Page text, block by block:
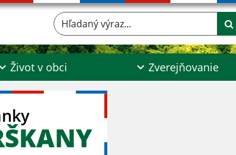
Hľadaný výraz...
Život v obci Zverejňovanie